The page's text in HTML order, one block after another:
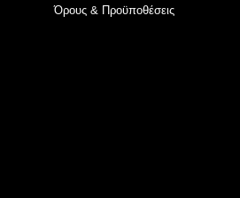
Όρους & Προϋποθέσεις